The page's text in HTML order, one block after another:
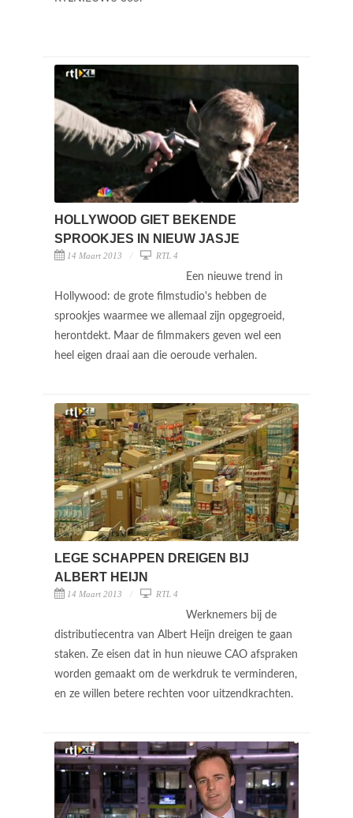
HOLLYWOOD GIET BEKENDE
SPROOKJES IN NIEUW JASJE
14 Maart 2013 RTL 4
Een nieuwe trend in
Hollywood: de grote filmstudio's hebben de
sprookjes waarmee we allemaal zijn opgegroeid,
herontdekt. Maar de filmmakers geven wel een
heel eigen draai aan die oeroude verhalen.
LEGE SCHAPPEN DREIGEN BIJ
ALBERT HEIJN
14 Maart 2013 RTL 4
Werknemers bij de
distributiecentra van Albert Heijn dreigen te gaan
staken. Ze eisen dat in hun nieuwe CAO afspraken
worden gemaakt om de werkdruk te verminderen,
en ze willen betere rechten voor uitzendkrachten.